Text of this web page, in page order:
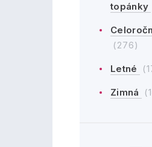
topánky
(276)
Letné
Zimná